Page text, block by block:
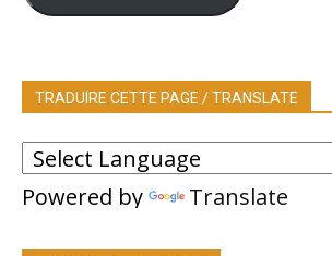
TRADUIRE CETTE PAGE / TRANSLATE
Powered by Translate